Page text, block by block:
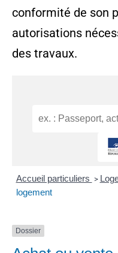
conformité de son
autorisations
des travaux.
Accueil particuliers >
logement
Dossier